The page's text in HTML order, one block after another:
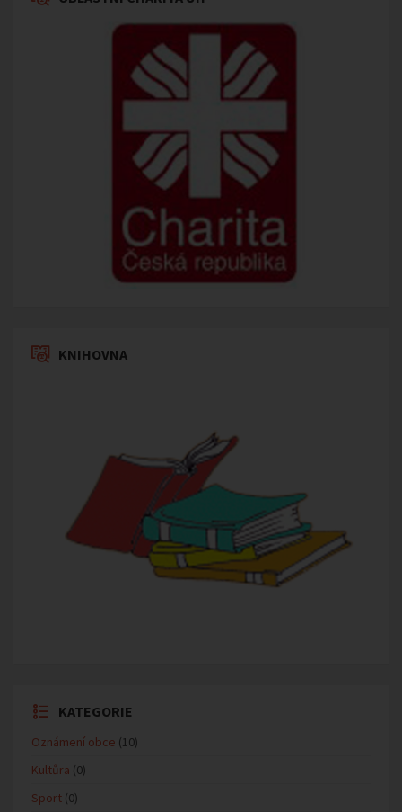
KNIHOVNA
KATEGORIE
Oznámení obce (10)
Kultůra (0)
Sport (0)